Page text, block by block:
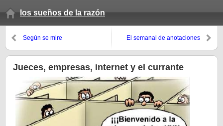
los sueños de la razón
Según se mire
El semanal de anotaciones
Jueces, empresas, internet y el currante